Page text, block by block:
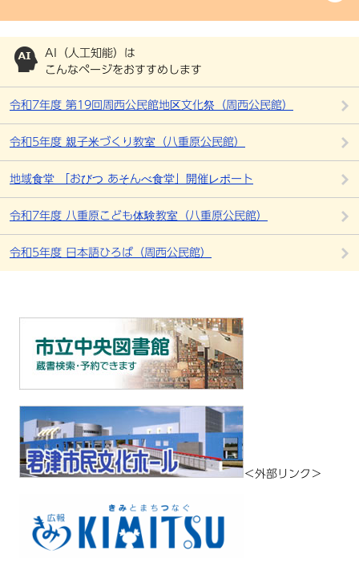
AI（人工知能）は
こんなページをおすすめします
令和7年度 第19回周西公民館地区文化祭（周西公民館）
令和5年度 親子米づくり教室（八重原公民館）
地域食堂 「おびつ あそんべ食堂」開催レポート
令和7年度 八重原こども体験教室（八重原公民館）
令和5年度 日本語ひろば（周西公民館）
＜外部リンク＞